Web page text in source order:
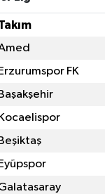
Erzurumspor FK
Başakşehir
Kocaelispor
Beşiktaş
Eyüpspor